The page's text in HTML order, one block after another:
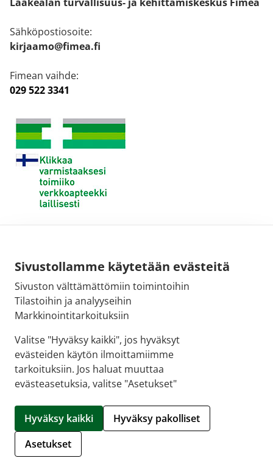
Sivustollamme käytetään evästeitä
Sivuston välttämättömiin toimintoihin
Tilastoihin ja analyyseihin
Markkinointitarkoituksiin
Valitse "Hyväksy kaikki", jos hyväksyt
evästeiden käytön ilmoittamiimme
tarkoituksiin. Jos haluat muuttaa
evästeasetuksia, valitse "Asetukset"
Hyväksy kaikki
Hyväksy pakolliset
Asetukset
Sähköpostiosoite:
kirjaamo@fimea.fi
Fimean vaihde:
029 522 3341
Hallitse evästeitä